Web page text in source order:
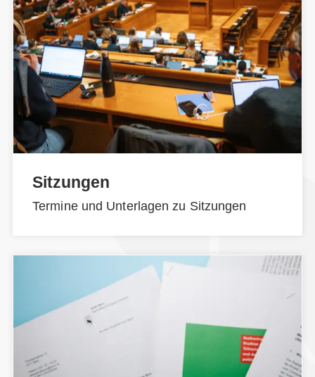
Sitzungen
Termine und Unterlagen zu Sitzungen